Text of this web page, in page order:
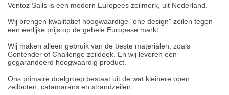
Ventoz Sails is een modern Europees zeilmerk, uit Nederland.
Wij brengen kwalitatief hoogwaardige "one design" zeilen tegen
een eerlijke prijs op de gehele Europese markt.
Wij maken alleen gebruik van de beste materialen, zoals
Contender of Challenge zeildoek. En wij leveren een
gegarandeerd hoogwaardig product.
Ons primaire doelgroep bestaat uit de wat kleinere open
zeilboten, catamarans en strandzeilen.